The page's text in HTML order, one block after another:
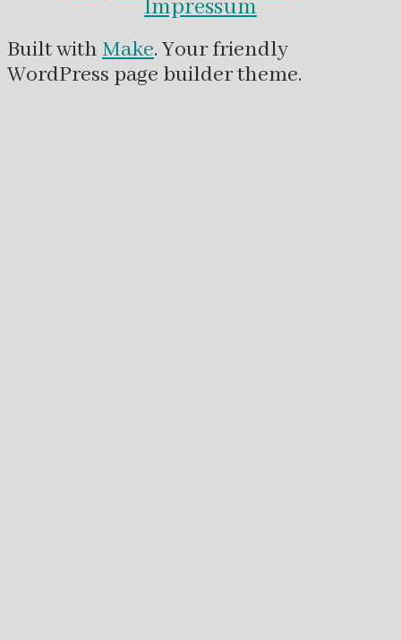
Impressum
Built with Make. Your friendly
WordPress page builder theme.